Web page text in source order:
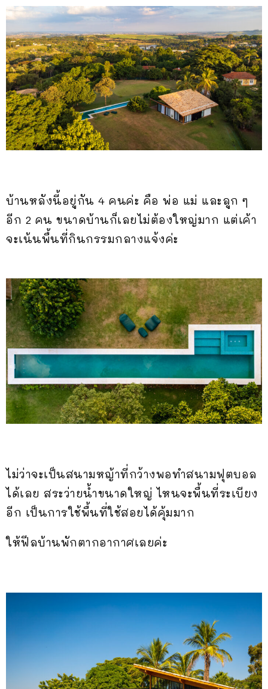
บ้านหลังนี้อยู่กัน 4 คนค่ะ คือ พ่อ แม่ และลูก ๆ
อีก 2 คน ขนาดบ้านก็เลยไม่ต้องใหญ่มาก แต่เค้า
จะเน้นพื้นที่กินกรรมกลางแจ้งค่ะ
ไม่ว่าจะเป็นสนามหญ้าที่กว้างพอทำสนามฟุตบอล
ได้เลย สระว่ายน้ำขนาดใหญ่ ไหนจะพื้นที่ระเบียง
อีก เป็นการใช้พื้นที่ใช้สอยได้คุ้มมาก
ให้ฟีลบ้านพักตากอากาศเลยค่ะ